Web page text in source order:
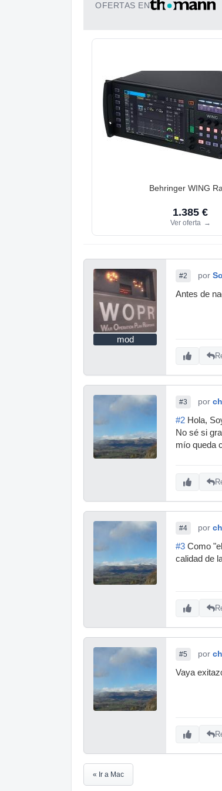
OFERTAS EN
Behringer WING
1.385 €
Ver oferta →
mod
#2 por
Antes de
#3 por
#2 Hola,
No sé si
mío queda
#4 por
#3 Como
calidad de
#5 por
Vaya
« Ir a Mac